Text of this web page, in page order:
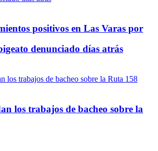
positivos en Las Varas por
denunciado días atrás
los trabajos de bacheo sobre la